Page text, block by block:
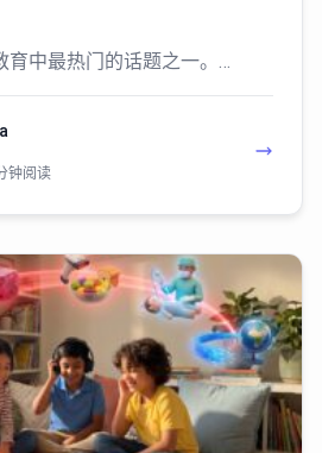
育中最热门的话题之一。…
钟阅读